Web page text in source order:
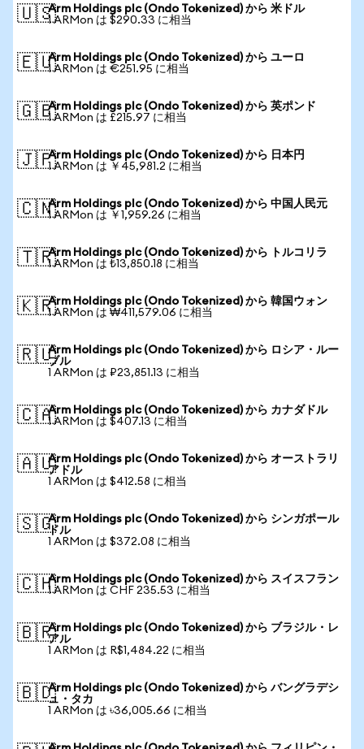
🇺🇸Arm Holdings plc (Ondo Tokenized) から 米ドル
1 ARMon は $290.33 に相当
🇪🇺Arm Holdings plc (Ondo Tokenized) から ユーロ
1 ARMon は €251.95 に相当
🇬🇧Arm Holdings plc (Ondo Tokenized) から 英ポンド
1 ARMon は £215.97 に相当
🇯🇵Arm Holdings plc (Ondo Tokenized) から 日本円
1 ARMon は ￥45,981.2 に相当
🇨🇳Arm Holdings plc (Ondo Tokenized) から 中国人民元
1 ARMon は ￥1,959.26 に相当
🇹🇷Arm Holdings plc (Ondo Tokenized) から トルコリラ
1 ARMon は ₺13,850.18 に相当
🇰🇷Arm Holdings plc (Ondo Tokenized) から 韓国ウォン
1 ARMon は ₩411,579.06 に相当
🇷🇺Arm Holdings plc (Ondo Tokenized) から ロシア・ルー
ブル
1 ARMon は ₽23,851.13 に相当
🇨🇦Arm Holdings plc (Ondo Tokenized) から カナダドル
1 ARMon は $407.13 に相当
🇦🇺Arm Holdings plc (Ondo Tokenized) から オーストラリ
アドル
1 ARMon は $412.58 に相当
🇸🇬Arm Holdings plc (Ondo Tokenized) から シンガポール
ドル
1 ARMon は $372.08 に相当
🇨🇭Arm Holdings plc (Ondo Tokenized) から スイスフラン
1 ARMon は CHF 235.53 に相当
🇧🇷Arm Holdings plc (Ondo Tokenized) から ブラジル・レ
アル
1 ARMon は R$1,484.22 に相当
🇧🇩Arm Holdings plc (Ondo Tokenized) から バングラデシ
ュ・タカ
1 ARMon は ৳36,005.66 に相当